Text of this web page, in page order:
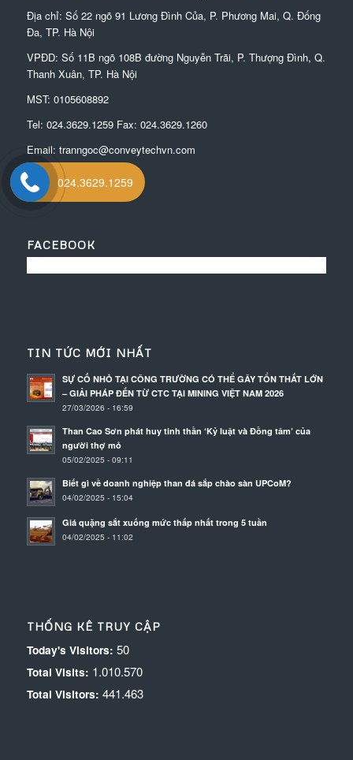
Địa chỉ: Số 22 ngõ 91 Lương Đình Của, P. Phương Mai, Q. Đống
Đa, TP. Hà Nội
VPĐD: Số 11B ngõ 108B đường Nguyễn Trãi, P. Thượng Đình, Q.
Thanh Xuân, TP. Hà Nội
MST: 0105608892
Tel: 024.3629.1259Fax: 024.3629.1260
Email: tranngoc@conveytechvn.com
FACEBOOK
TIN TỨC MỚI NHẤT
SỰ CỐ NHỎ TẠI CÔNG TRƯỜNG CÓ THỂ GÂY TỔN THẤT LỚN
– GIẢI PHÁP ĐẾN TỪ CTC TẠI MINING VIỆT NAM 2026
27/03/2026 - 16:59
Than Cao Sơn phát huy tinh thần ‘Kỷ luật và Đồng tâm’ của
người thợ mỏ
05/02/2025 - 09:11
Biết gì về doanh nghiệp than đá sắp chào sàn UPCoM?
04/02/2025 - 15:04
Giá quặng sắt xuống mức thấp nhất trong 5 tuần
04/02/2025 - 11:02
THỐNG KÊ TRUY CẬP
Today's Visitors: 50
Total Visits: 1.010.570
Total Visitors: 441.463
024.3629.1259